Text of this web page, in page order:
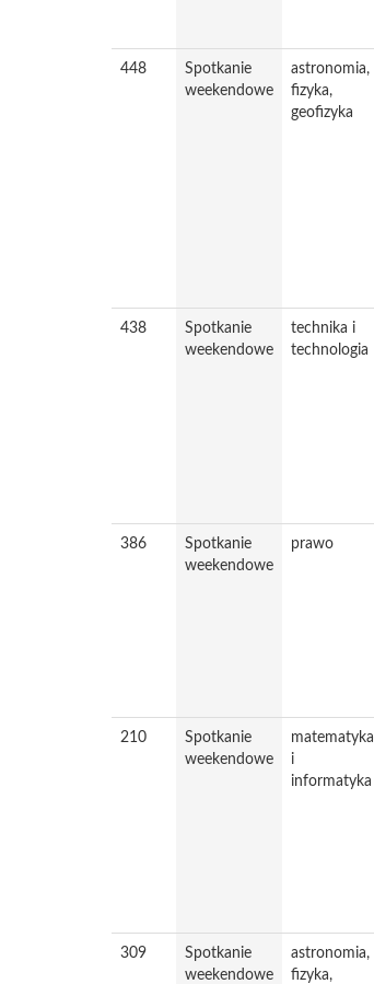
448
Spotkanie
weekendowe
astronomia,
fizyka,
geofizyka
438
Spotkanie
weekendowe
technika i
technologia
386
Spotkanie
weekendowe
prawo
210
Spotkanie
weekendowe
matematyka
i
informatyka
309
Spotkanie
weekendowe
astronomia,
fizyka,